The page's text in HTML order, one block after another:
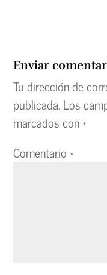
Enviar
Tu dirección de
publicada.Los
marcados con*
Comentario*